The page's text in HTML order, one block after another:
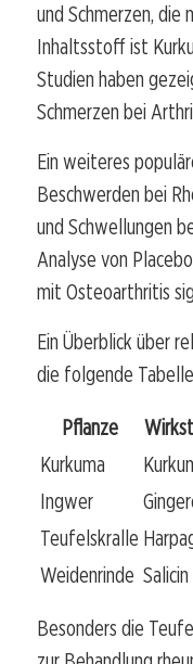
und Schmerzen, die
Inhaltsstoff ist
Studien haben
Schmerzen bei
Ein weiteres
Beschwerden bei
und Schwellungen
Analyse von
mit Osteoarthritis
Ein Überblick über
die folgende
Pflanze
Kurkuma
Ingwer
Teufelskralle
Weidenrinde Salicin
Besonders die